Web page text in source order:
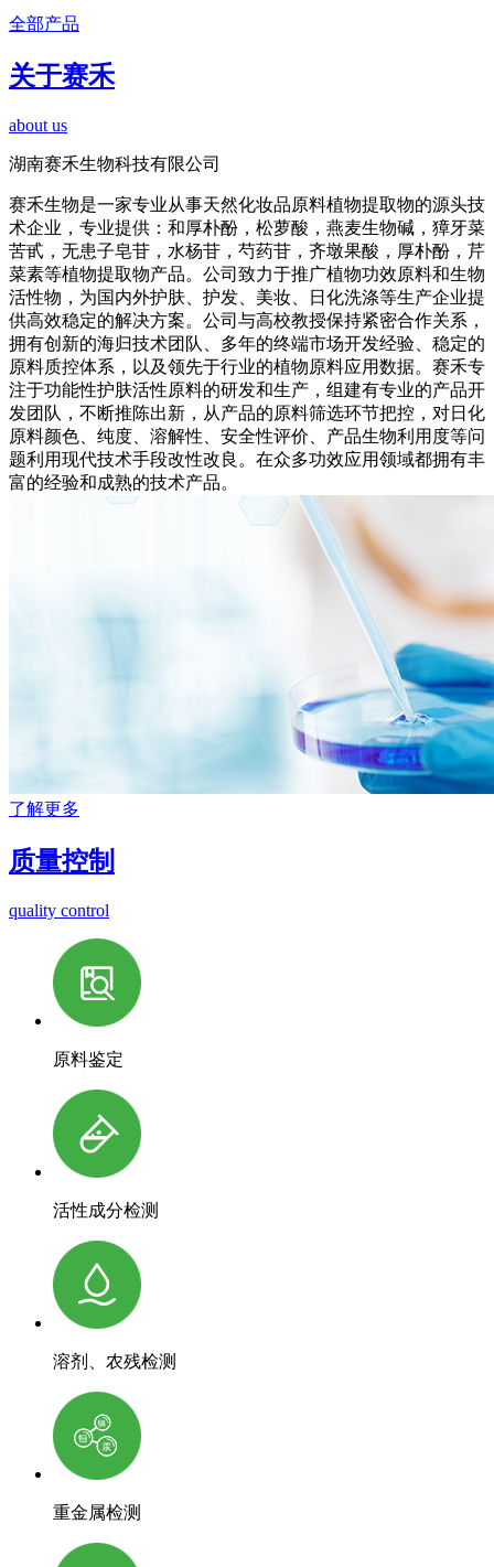
全部产品
关于赛禾
about us
湖南赛禾生物科技有限公司
赛禾生物是一家专业从事天然化妆品原料植物提取物的源头技
术企业，专业提供：和厚朴酚，松萝酸，燕麦生物碱，獐牙菜
苦甙，无患子皂苷，水杨苷，芍药苷，齐墩果酸，厚朴酚，芹
菜素等植物提取物产品。公司致力于推广植物功效原料和生物
活性物，为国内外护肤、护发、美妆、日化洗涤等生产企业提
供高效稳定的解决方案。公司与高校教授保持紧密合作关系，
拥有创新的海归技术团队、多年的终端市场开发经验、稳定的
原料质控体系，以及领先于行业的植物原料应用数据。赛禾专
注于功能性护肤活性原料的研发和生产，组建有专业的产品开
发团队，不断推陈出新，从产品的原料筛选环节把控，对日化
原料颜色、纯度、溶解性、安全性评价、产品生物利用度等问
题利用现代技术手段改性改良。在众多功效应用领域都拥有丰
富的经验和成熟的技术产品。
了解更多
质量控制
quality control
原料鉴定
活性成分检测
溶剂、农残检测
重金属检测